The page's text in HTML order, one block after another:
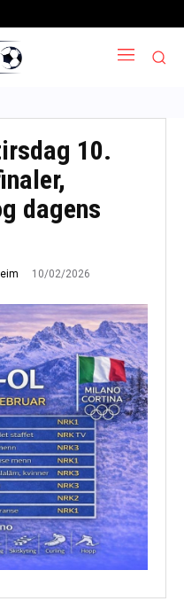
10.
dagens
10/02/2026